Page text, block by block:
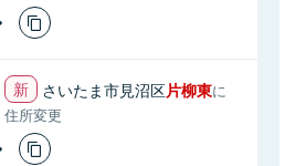
さいたま市見沼区片柳東に
住所変更